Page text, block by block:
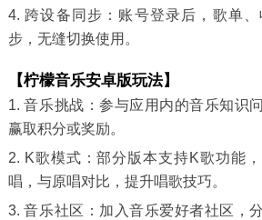
4. 跨设备同步：账号登录后，歌单
步，无缝切换使用。
【柠檬音乐安卓版玩法】
1. 音乐挑战：参与应用内的音乐知识
赢取积分或奖励。
2. K歌模式：部分版本支持K歌功能
唱，与原唱对比，提升唱歌技巧。
3. 音乐社区：加入音乐爱好者社区，